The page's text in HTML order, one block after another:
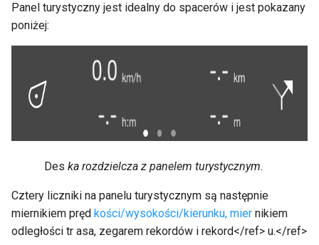
Panel turystyczny jest idealny do spacerów i jest pokazany
poniżej:
Des ka rozdzielcza z panelem turystycznym.
Cztery liczniki na panelu turystycznym są następnie
miernikiem pręd kości/wysokości/kierunku, mier nikiem
odległości tr asa, zegarem rekordów i rekord</ref> u.</ref>